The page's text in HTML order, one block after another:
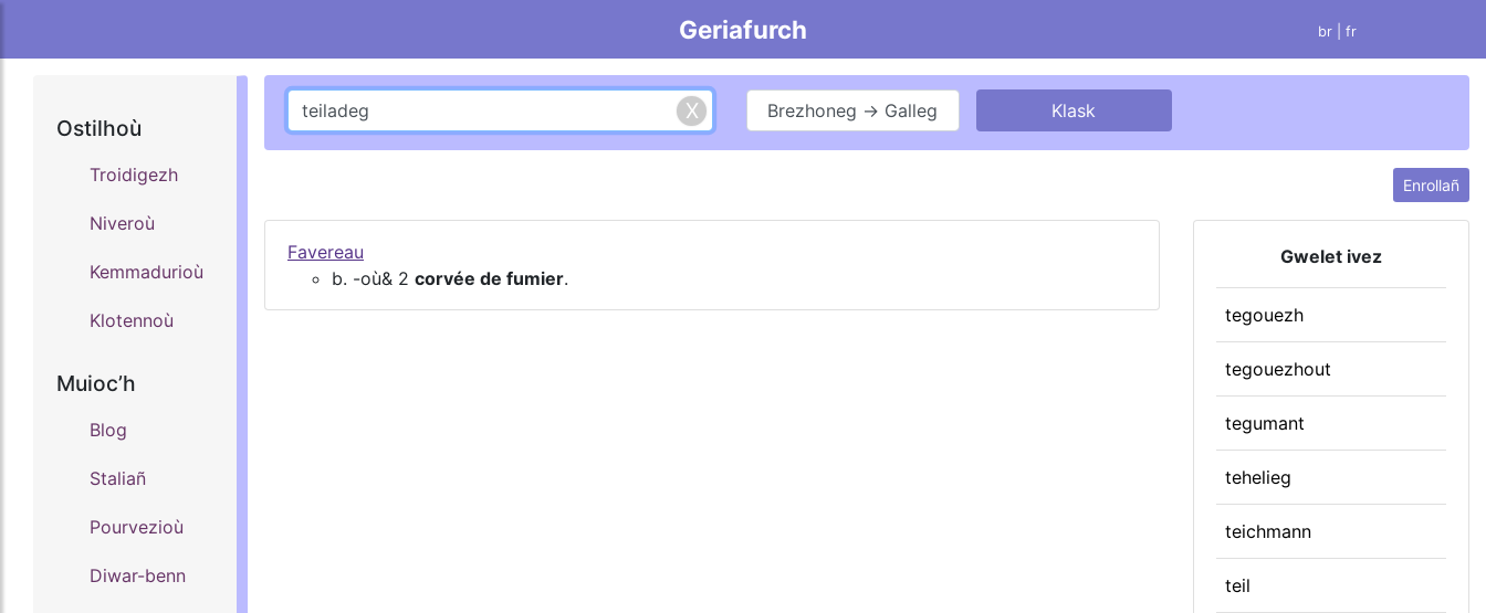
Geriafurch br | fr
Ostilhoù
Troidigezh
Niveroù
Kemmadurioù
Klotennoù
Muiocʼh
Blog
Staliañ
Pourvezioù
Diwar-benn
Brezhoneg → Galleg
Enrollañ
Favereau
b. -où& 2 corvée de fumier.
Gwelet ivez
tegouezh
tegouezhout
tegumant
tehelieg
teichmann
teil